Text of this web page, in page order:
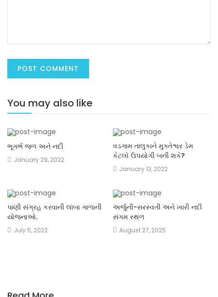
You may also like
ભૂગર્ભ જળ અને નદી
January 29, 2022
વડગામ તાલુકાને મુક્તેશ્વર ડેમ
કેટલો ઉપયોગી બની શકે?
January 13, 2022
પાણી સંગ્રહ કરવાની લાંબા ગાળાની
યોજનાઓ.
July 5, 2022
અર્જુની-સરસ્વતી અને ખારી નદી
સંગમ સ્થળ
August 27, 2025